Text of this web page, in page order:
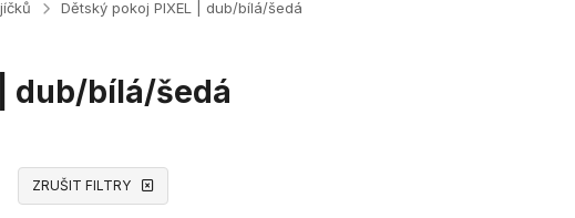
Dětský pokoj PIXEL | dub/bílá/šedá
dub/bílá/šedá
ZRUŠIT FILTRY